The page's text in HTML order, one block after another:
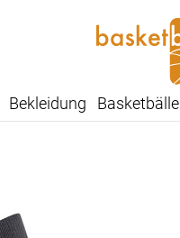
Bekleidung Basketbälle